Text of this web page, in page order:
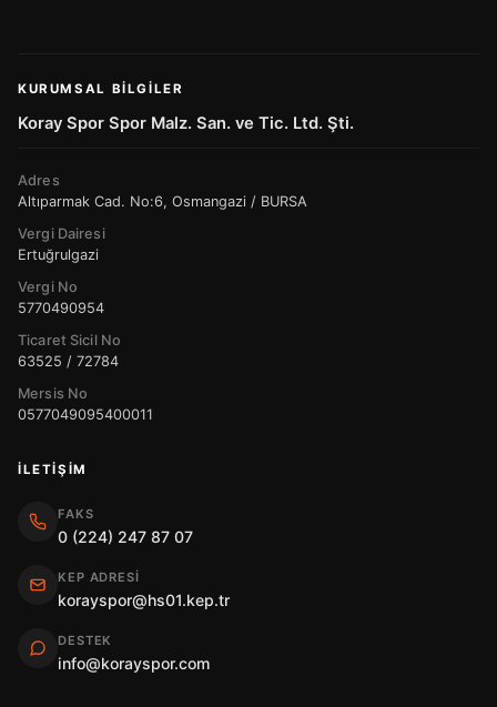
KURUMSAL BILGILER
Koray Spor Spor Malz. San. ve Tic. Ltd. Şti.
Adres
Altıparmak Cad. No:6, Osmangazi / BURSA
Vergi Dairesi
Ertuğrulgazi
Vergi No
5770490954
Ticaret Sicil No
63525 / 72784
Mersis No
0577049095400011
İLETIŞIM
FAKS
0 (224) 247 87 07
KEP ADRESI
korayspor@hs01.kep.tr
DESTEK
info@korayspor.com